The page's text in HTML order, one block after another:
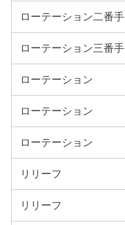
ローテーション二番手
ローテーション三番手
ローテーション
ローテーション
ローテーション
リリーフ
リリーフ